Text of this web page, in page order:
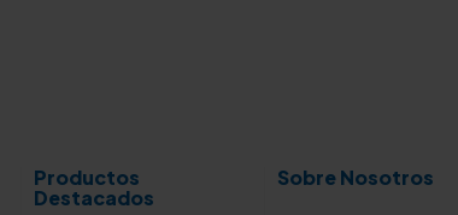
Productos
Destacados
Sobre Nosotros